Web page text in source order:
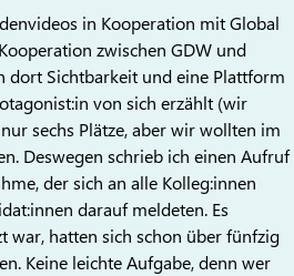
in Kooperation mit Global
zwischen GDW und
Sichtbarkeit und eine Plattform
von sich erzählt (wir
sechs Plätze, aber wir wollten im
Deswegen schrieb ich einen Aufruf
der sich an alle Kolleg:innen
darauf meldeten. Es
war, hatten sich schon über fünfzig
Keine leichte Aufgabe, denn wer